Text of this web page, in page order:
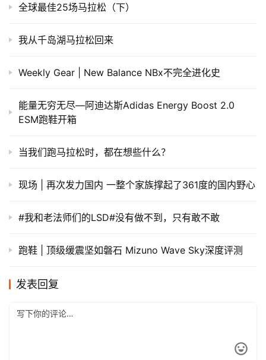
全球最佳25场马拉松（下）
我从千岛湖马拉松回来
Weekly Gear | New Balance NBx不完全进化史
能量无穷无尽—阿迪达斯Adidas Energy Boost 2.0
ESM跑鞋开箱
当我们跑马拉松时，都在想些什么？
现场 | 再次发力国内 一整个家族撑起了361度的国内野心
#我和老法师们的LSD#没有做不到，只有敢不敢
跑鞋 | 顶级缓震坚如磐石 Mizuno Wave Sky深度评测
发表回复